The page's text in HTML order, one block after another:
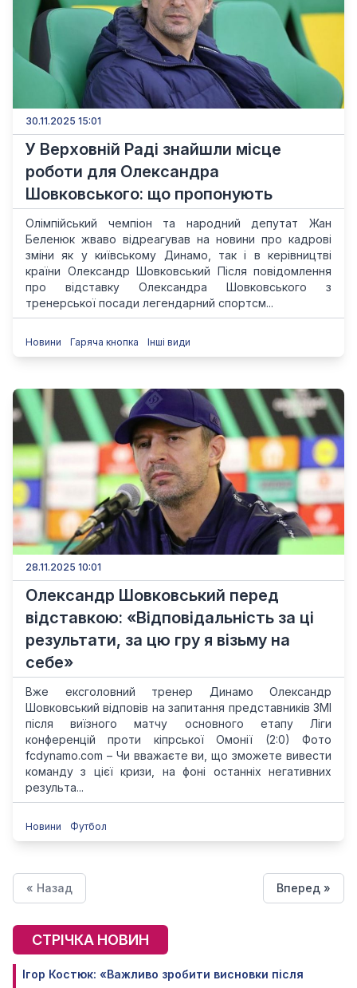
30.11.2025 15:01
У Верховній Раді знайшли місце
роботи для Олександра
Шовковського: що пропонують
Олімпійський чемпіон та народний депутат Жан
Беленюк жваво відреагував на новини про кадрові
зміни як у київському Динамо, так і в керівництві
країни Олександр Шовковський Після повідомлення
про відставку Олександра Шовковського з
тренерської посади легендарний спортсм...
Новини Гаряча кнопка Інші види
28.11.2025 10:01
Олександр Шовковський перед
відставкою: «Відповідальність за ці
результати, за цю гру я візьму на
себе»
Вже ексголовний тренер Динамо Олександр
Шовковський відповів на запитання представників ЗМІ
після виїзного матчу основного етапу Ліги
конференцій проти кіпрської Омонії (2:0) Фото
fcdynamo.com – Чи вважаєте ви, що зможете вивести
команду з цієї кризи, на фоні останніх негативних
результа...
Новини Футбол
« Назад Вперед »
СТРІЧКА НОВИН
Ігор Костюк: «Важливо зробити висновки після